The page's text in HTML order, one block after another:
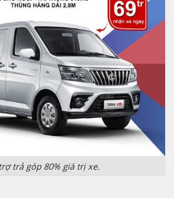
trả góp 80% giá trị xe.